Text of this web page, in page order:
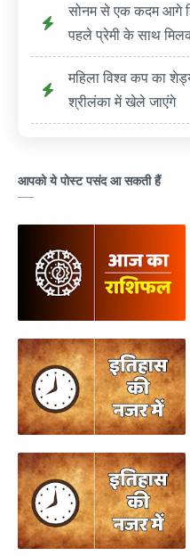
सोनम से एक कदम आगे
पहले प्रेमी के साथ
महिला विश्व कप का
श्रीलंका में खेले जाएंगे
आपको ये पोस्ट पसंद आ सकती हैं